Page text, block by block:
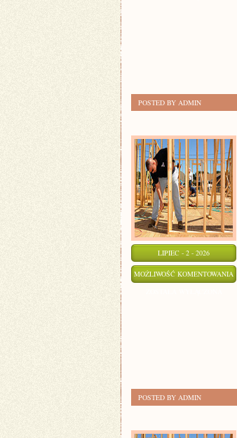
POSTED BY ADMIN
LIPIEC - 2 - 2026
MOŻLIWOŚĆ KOMENTOWANIA
POSTED BY ADMIN